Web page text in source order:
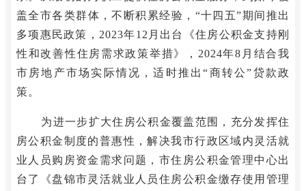
盖全市各类群体，不断积累经验，“十四五”期间推出
多项惠民政策，2023年12月出台《住房公积金支持刚
性和改善性住房需求政策举措》，2024年8月结合我
市房地产市场实际情况，适时推出“商转公”贷款政
策。
为进一步扩大住房公积金覆盖范围，充分发挥住
房公积金制度的普惠性，解决我市行政区域内灵活就
业人员购房资金需求问题，市住房公积金管理中心出
台了《盘锦市灵活就业人员住房公积金缴存使用管理